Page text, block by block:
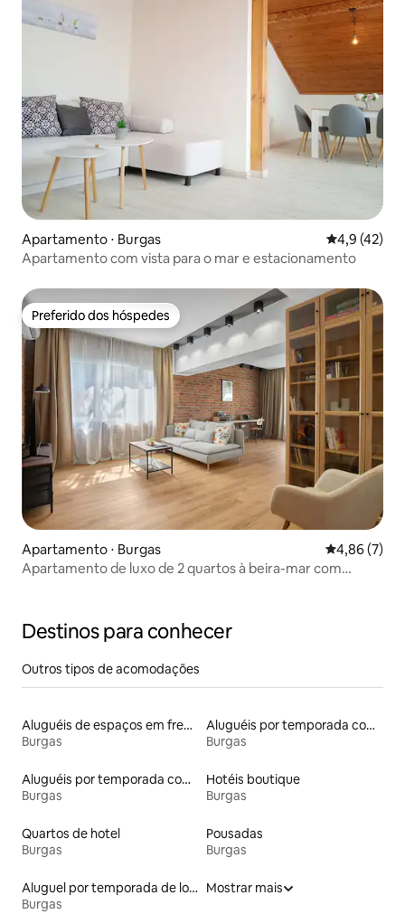
Apartamento ⋅ Burgas 4,9 de uma
4,9 (42)
Apartamento com vista para o mar e estacionamento
Preferido dos hóspedes
Preferido dos hóspedes
Apartamento ⋅ Burgas 4,86 de uma
4,86 (7)
Apartamento de luxo de 2 quartos à beira-mar com
Destinos para conhecer
Outros tipos de acomodações
Aluguéis de espaços em frente à praia
Burgas
Aluguéis por temporada com café da manhã
Burgas
Aluguéis por temporada com banheira de hidromassagem
Burgas
Hotéis boutique
Burgas
Quartos de hotel
Burgas
Pousadas
Burgas
Aluguel por temporada de lofts
Burgas
Mostrar mais